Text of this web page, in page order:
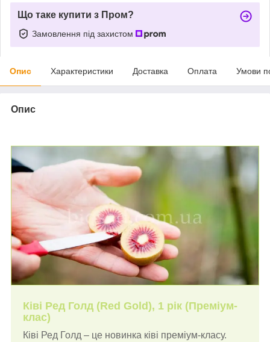
Що таке купити з Пром?
Замовлення під захистом
Опис Характеристики Доставка Оплата Умови
Опис
Ківі Ред Голд (Red Gold), 1 рік (Преміум-
клас)
Ківі Ред Голд – це новинка ківі преміум-класу.